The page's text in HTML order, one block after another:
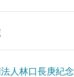
人林口長庚紀念